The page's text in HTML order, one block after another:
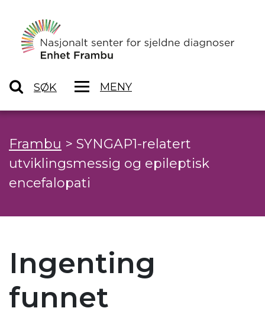
SØK MENY
Frambu > SYNGAP1-relatert
utviklingsmessig og epileptisk
encefalopati
Ingenting
funnet